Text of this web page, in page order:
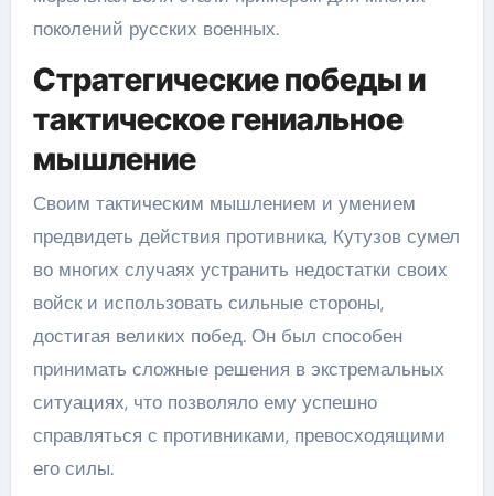
поколений русских военных.
Стратегические победы и
тактическое гениальное
мышление
Своим тактическим мышлением и умением
предвидеть действия противника, Кутузов сумел
во многих случаях устранить недостатки своих
войск и использовать сильные стороны,
достигая великих побед. Он был способен
принимать сложные решения в экстремальных
ситуациях, что позволяло ему успешно
справляться с противниками, превосходящими
его силы.